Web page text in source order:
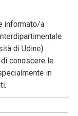
informato/a
di Udine).
conoscere le
in